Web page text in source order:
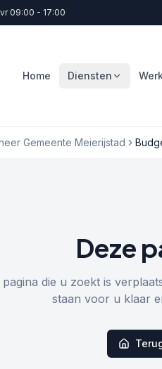
09:00 - 17:00
Home Diensten
Gemeente Meierijstad
Deze
pagina die u zoekt is
staan voor u klaar